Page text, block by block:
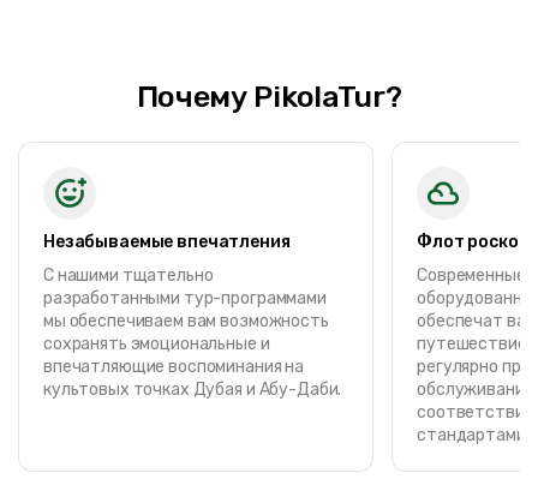
3 ночи 4 дней
5 ночи 6 дней
9 ночи 10 дней
Почему PikolaTur?
Незабываемые впечатления
С нашими тщательно
разработанными тур-программами
мы обеспечиваем вам возможность
сохранять эмоциональные и
впечатляющие воспоминания на
культовых точках Дубая и Абу-Даби.
Флот
Современные,
обеспечат
путешествие.
регулярно
обслуживание
соответствии
стандартами